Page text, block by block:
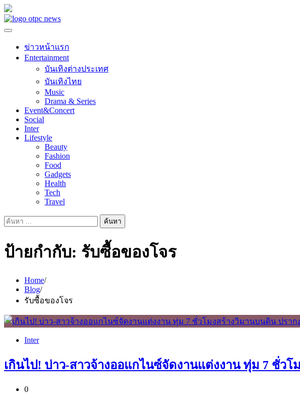
Skip
to
ข่าวหน้าแรก
Entertainment
บันเทิงต่างประเทศ
บันเทิงไทย
Music
Drama & Series
Event&Concert
Social
Inter
Lifestyle
Beauty
Fashion
Food
Gadgets
Health
Tech
Travel
ค้นหา
ป้ายกำกับ: รับซื้อของโจร
Home
Blog
รับซื้อของโจร
Inter
เกินไป! บ่าว-สาวจ้างออแกไนซ์จัดงานแต่งงาน ทุ่ม 7 ชั่ว
0